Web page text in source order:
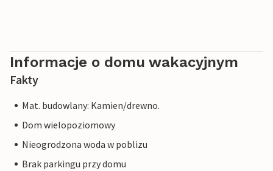
Informacje o domu wakacyjnym
Fakty
Mat. budowlany: Kamien/drewno.
Dom wielopoziomowy
Nieogrodzona woda w poblizu
Brak parkingu przy domu